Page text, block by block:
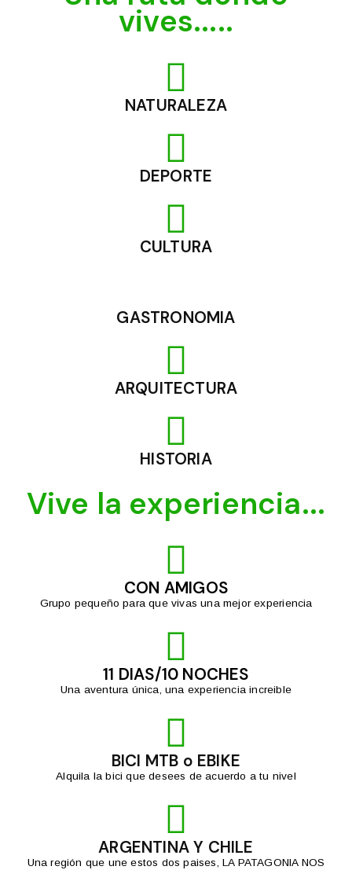
vives.....
NATURALEZA
DEPORTE
CULTURA
GASTRONOMIA
ARQUITECTURA
HISTORIA
Vive la experiencia...
CON AMIGOS
Grupo pequeño para que vivas una mejor experiencia
11 DIAS/10 NOCHES
Una aventura única, una experiencia increible
BICI MTB o EBIKE
Alquila la bici que desees de acuerdo a tu nivel
ARGENTINA Y CHILE
Una región que une estos dos paises, LA PATAGONIA NOS